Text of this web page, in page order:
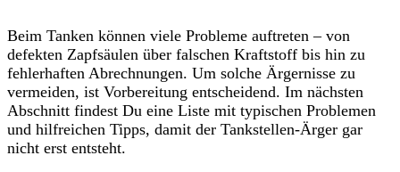
Beim Tanken können viele Probleme auftreten – von
defekten Zapfsäulen über falschen Kraftstoff bis hin zu
fehlerhaften Abrechnungen. Um solche Ärgernisse zu
vermeiden, ist Vorbereitung entscheidend. Im nächsten
Abschnitt findest Du eine Liste mit typischen Problemen
und hilfreichen Tipps, damit der Tankstellen-Ärger gar
nicht erst entsteht.